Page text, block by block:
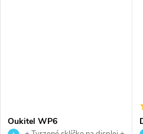
Oukitel WP6